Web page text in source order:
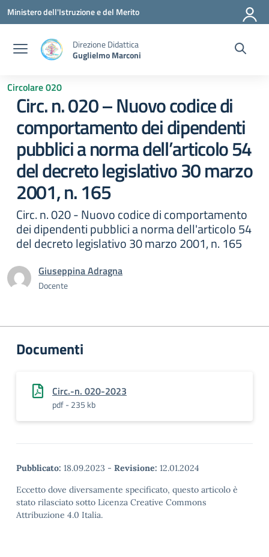
Vai ai contenuti
Vai al menu di navigazione
Vai al footer
Ministero dell'Istruzione e del Merito
Direzione Didattica
Guglielmo Marconi
Circolare 020
Circ. n. 020 – Nuovo codice di
comportamento dei dipendenti
pubblici a norma dell’articolo 54
del decreto legislativo 30 marzo
2001, n. 165
Circ. n. 020 - Nuovo codice di comportamento
dei dipendenti pubblici a norma dell'articolo 54
del decreto legislativo 30 marzo 2001, n. 165
Giuseppina Adragna
Docente
Documenti
Circ.-n. 020-2023
pdf - 235 kb
Pubblicato: 18.09.2023 - Revisione: 12.01.2024
Eccetto dove diversamente specificato, questo articolo è
stato rilasciato sotto Licenza Creative Commons
Attribuzione 4.0 Italia.